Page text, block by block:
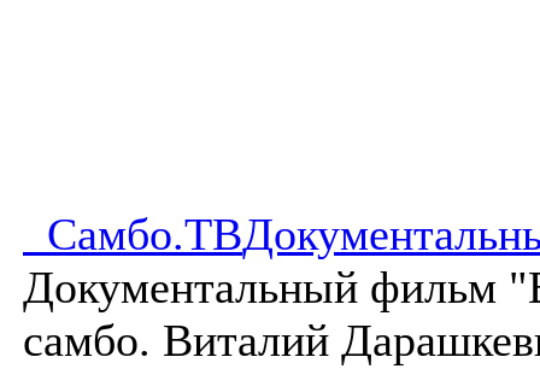
Самбо.ТВ
Документальный фильм
самбо. Виталий